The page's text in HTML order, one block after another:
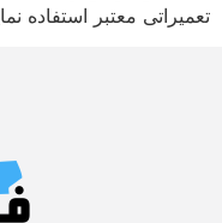
تعمیراتی معتبر استفاده